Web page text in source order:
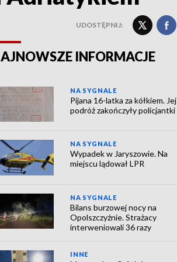
UDOSTĘPNIJ:
INFORMACJE
NA SYGNALE
Pijana 16-latka za kółkiem. Jej
podróż zakończyły policjantki
NA SYGNALE
Wypadek w Jaryszowie. Na
miejscu lądował LPR
NA SYGNALE
Bilans burzowej nocy na
Opolszczyźnie. Strażacy
interweniowali 36 razy
INNE